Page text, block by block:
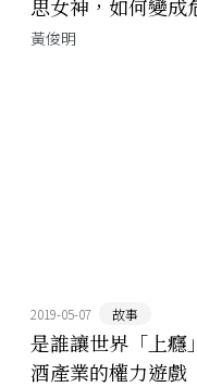
思女神，如何變成
黃俊明
2019-05-07 故事
是誰讓世界「上癮
酒產業的權力遊戲